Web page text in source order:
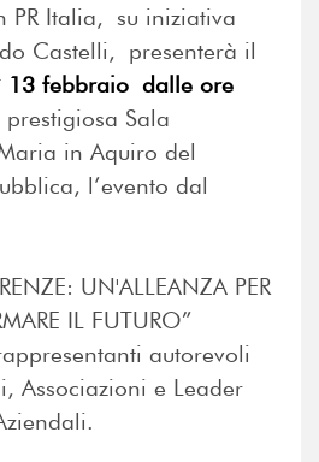
PR Italia, su iniziativa
Castelli, presenterà il
13 febbraio dalle ore
Sala
in Aquiro del
l’evento dal
UN'ALLEANZA PER
IL FUTURO”
autorevoli
Associazioni e Leader